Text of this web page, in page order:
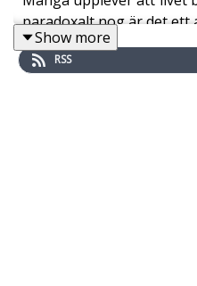
paradoxalt nog är det ett
sig ur eftersom det
förändring. Allt är ju ok,
Show more
RSS